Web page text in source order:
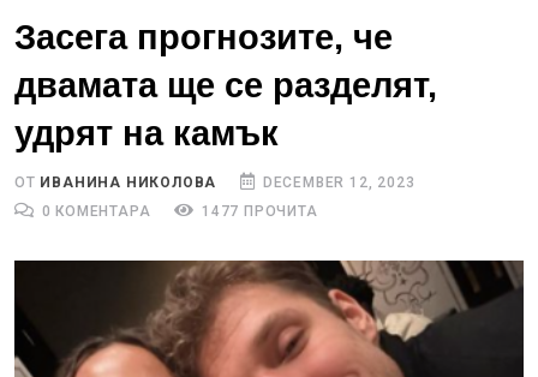
Засега прогнозите, че
двамата ще се разделят,
удрят на камък
ОТ ИВАНИНА НИКОЛОВА
DECEMBER 12, 2023
0 КОМЕНТАРА
1477 ПРОЧИТА